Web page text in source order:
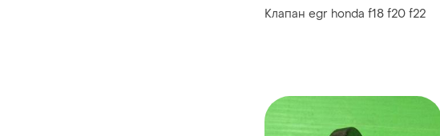
Клапан egr honda f18 f20 f22